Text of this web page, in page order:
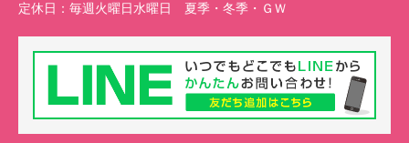
定休日： 毎週火曜日水曜日 夏季・冬季・ＧＷ